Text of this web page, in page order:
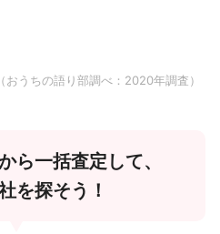
（おうちの語り部調べ：2020年調査）
ら一括査定して、
を探そう！